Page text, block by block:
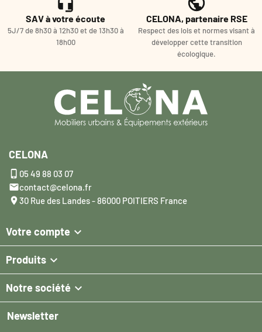
SAV à votre écoute
5J/7 de 8h30 à 12h30 et de 13h30 à
18h00
CELONA, partenaire RSE
Respect des lois et normes visant à
développer cette transition
écologique.
CELONA
 05 49 88 03 07
contact@celona.fr
30 Rue des Landes - 86000 POITIERS France
Votre compte 
Produits 
Notre société 
Newsletter